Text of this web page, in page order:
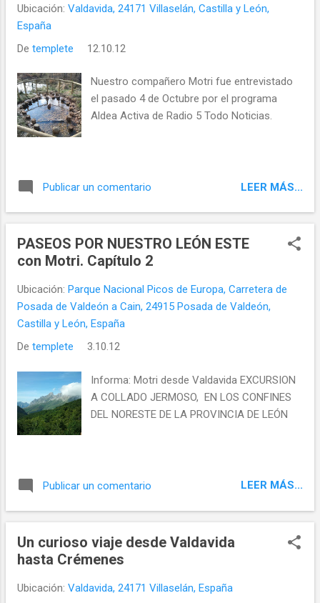
Ubicación: Valdavida, 24171 Villaselán, Castilla y León,
España
De templete 12.10.12
Nuestro compañero Motri fue entrevistado
el pasado 4 de Octubre por el programa
Aldea Activa de Radio 5 Todo Noticias.
Publicar un comentario LEER MÁS...
PASEOS POR NUESTRO LEÓN ESTE
con Motri. Capítulo 2
Ubicación: Parque Nacional Picos de Europa, Carretera de
Posada de Valdeón a Cain, 24915 Posada de Valdeón,
Castilla y León, España
De templete 3.10.12
Informa: Motri desde Valdavida EXCURSION
A COLLADO JERMOSO, EN LOS CONFINES
DEL NORESTE DE LA PROVINCIA DE LEÓN
Publicar un comentario LEER MÁS...
Un curioso viaje desde Valdavida
hasta Crémenes
Ubicación: Valdavida, 24171 Villaselán, España